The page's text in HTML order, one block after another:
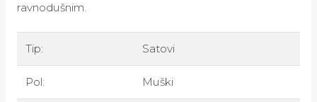
ravnodušnim.
Tip: Satovi
Pol: Muški